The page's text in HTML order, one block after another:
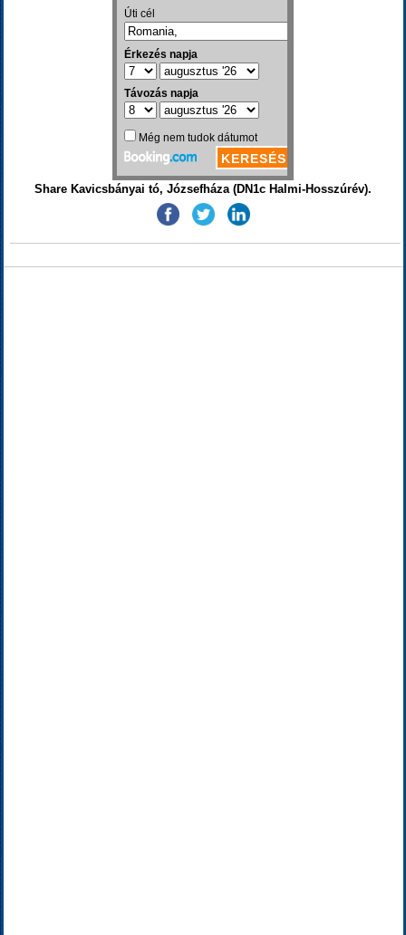
Share Kavicsbányai tó, Józsefháza (DN1c Halmi-Hosszúrév).